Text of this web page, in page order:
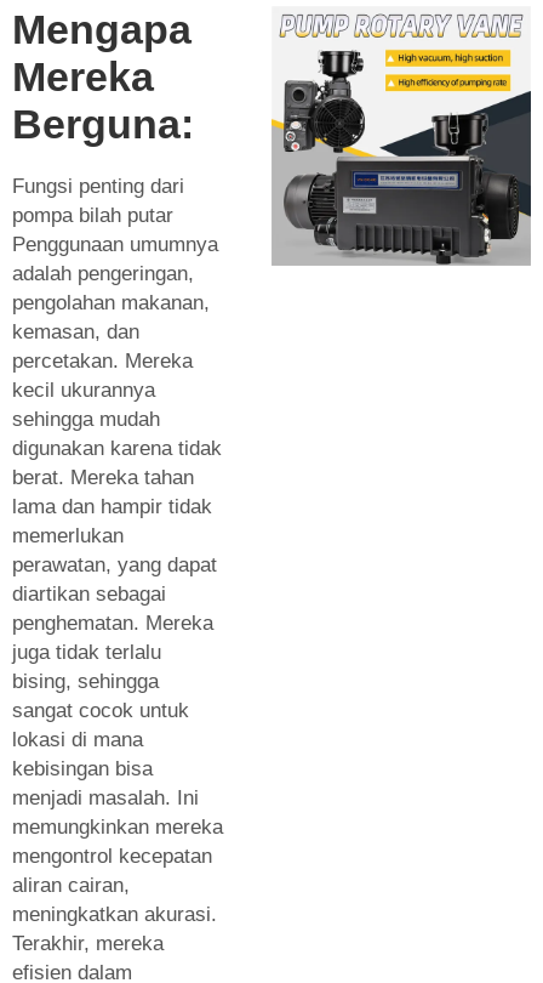
Mengapa
Mereka
Berguna:
Fungsi penting dari
pompa bilah putar
Penggunaan umumnya
adalah pengeringan,
pengolahan makanan,
kemasan, dan
percetakan. Mereka
kecil ukurannya
sehingga mudah
digunakan karena tidak
berat. Mereka tahan
lama dan hampir tidak
memerlukan
perawatan, yang dapat
diartikan sebagai
penghematan. Mereka
juga tidak terlalu
bising, sehingga
sangat cocok untuk
lokasi di mana
kebisingan bisa
menjadi masalah. Ini
memungkinkan mereka
mengontrol kecepatan
aliran cairan,
meningkatkan akurasi.
Terakhir, mereka
efisien dalam